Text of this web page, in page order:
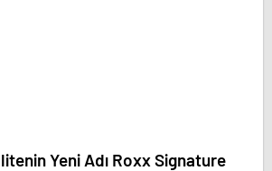
Yeni Adı Roxx Signature